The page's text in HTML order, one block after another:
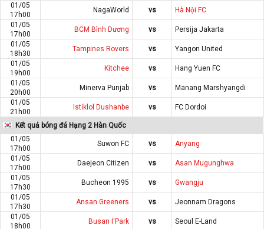
01/05
17h00
NagaWorld vs
Hà Nội FC
01/05
17h00
BCM Bình Dương vs
Persija Jakarta
01/05
18h30
Tampines Rovers vs
Yangon United
01/05
19h00
Kitchee vs
Hang Yuen FC
01/05
20h00
Minerva Punjab vs
Manang Marshyangdi
01/05
21h00
Istiklol Dushanbe vs FC Dordoi
Kết quả bóng đá Hạng 2 Hàn Quốc
01/05
17h00
Suwon FC vs
Anyang
01/05
17h00
Daejeon Citizen vs
Asan Mugunghwa
01/05
17h30
Bucheon 1995 vs
Gwangju
01/05
17h30
Ansan Greeners vs
Jeonnam Dragons
01/05
18h00
Busan I'Park vs Seoul E-Land